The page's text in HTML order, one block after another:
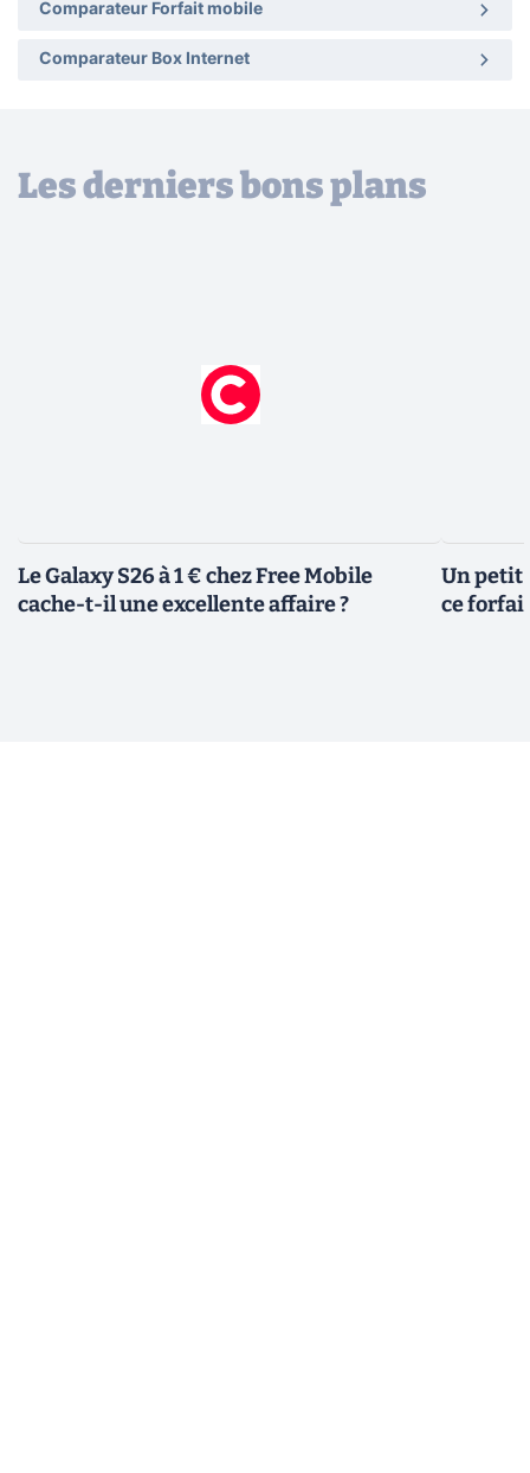
Comparateur Forfait mobile
Comparateur Box Internet
Les derniers bons plans
Le Galaxy S26 à 1 € chez Free Mobile
cache-t-il une excellente affaire ?
Un petit
ce